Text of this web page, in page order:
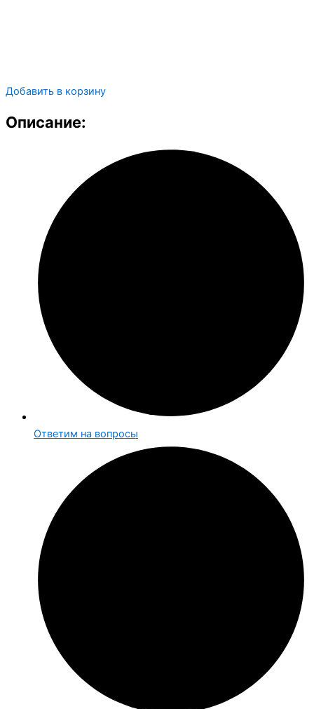
Добавить в корзину
Описание:
Ответим на вопросы